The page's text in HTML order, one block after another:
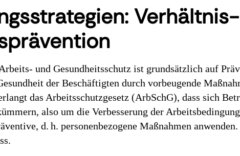
und Gesundheitsschutz ist grundsätzlich auf
der Beschäftigten durch vorbeugende
das Arbeitsschutzgesetz (ArbSchG), dass sich
also um die Verbesserung der
d. h. personenbezogene Maßnahmen